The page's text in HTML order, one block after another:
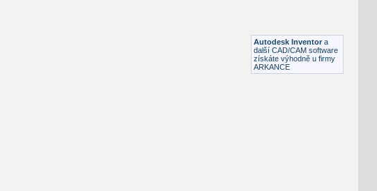
Plastové součásti
Autodesk Inventor a
další CAD/CAM software
získáte výhodně u firmy
ARKANCE